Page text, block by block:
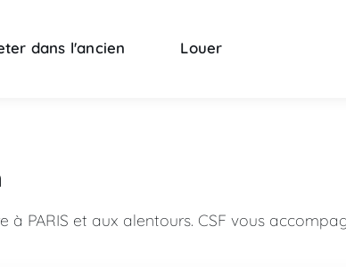
dans l'ancien Louer
à PARIS et aux alentours. CSF vous